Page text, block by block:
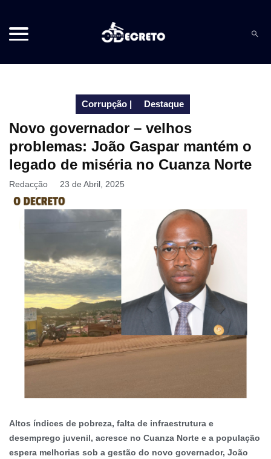
Corrupção| Destaque
Novo governador – velhos
problemas: João Gaspar mantém o
legado de miséria no Cuanza Norte
Redacção 23 de Abril, 2025
Altos índices de pobreza, falta de infraestrutura e
desemprego juvenil, acresce no Cuanza Norte e a população
espera melhorias sob a gestão do novo governador, João